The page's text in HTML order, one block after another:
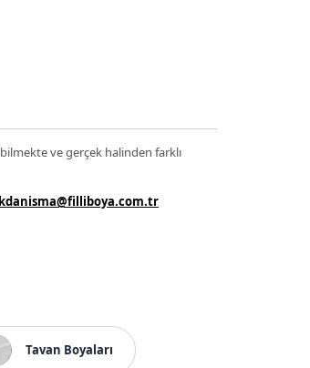
ve gerçek halinden farklı
Tavan Boyaları